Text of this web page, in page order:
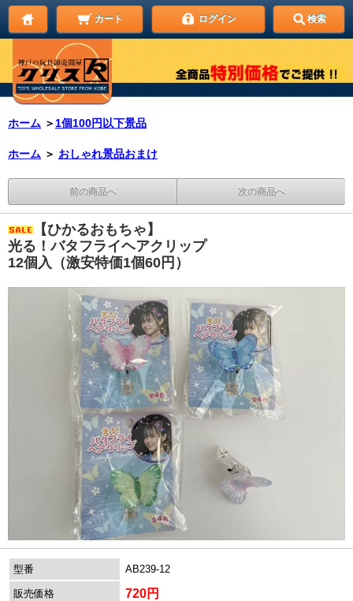
カート ログイン 検索
ホーム ＞ 1個100円以下景品
ホーム ＞ おしゃれ景品おまけ
前の商品へ 次の商品へ
【ひかるおもちゃ】
光る！バタフライヘアクリップ
12個入（激安特価1個60円）
型番 AB239-12
販売価格 720円